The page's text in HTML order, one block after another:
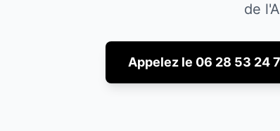
de
Appelez le 06 28 53 24